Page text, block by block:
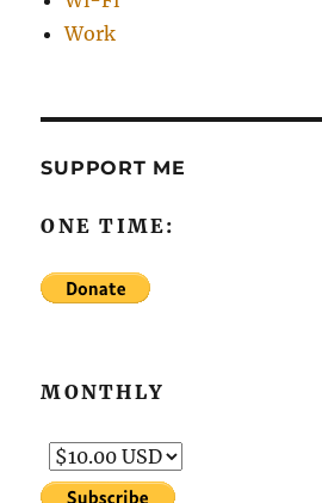
Work
SUPPORT ME
ONE TIME:
MONTHLY